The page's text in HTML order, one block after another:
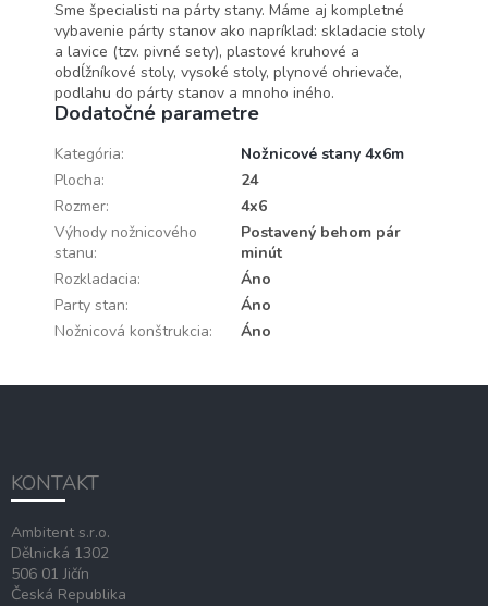
Sme špecialisti na párty stany. Máme aj kompletné
vybavenie párty stanov ako napríklad: skladacie stoly
a lavice (tzv. pivné sety), plastové kruhové a
obdĺžníkové stoly, vysoké stoly, plynové ohrievače,
podlahu do párty stanov a mnoho iného.
Dodatočné parametre
Kategória:
Nožnicové stany 4x6m
Plocha:
24
Rozmer:
4x6
Výhody nožnicového
stanu:
Postavený behom pár
minút
Rozkladacia:
Áno
Party stan:
Áno
Nožnicová konštrukcia: Áno
KONTAKT
Ambitent s.r.o.
Dělnická 1302
506 01 Jičín
Česká Republika